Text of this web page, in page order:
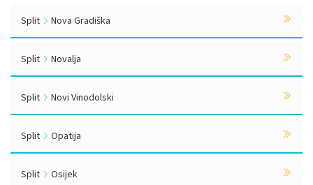
Split Nova Gradiška
Split Novalja
Split Novi Vinodolski
Split Opatija
Split Osijek